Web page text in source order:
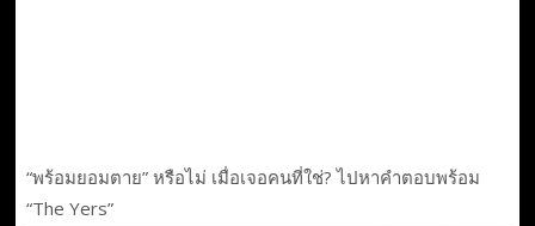
“พร้อมยอมตาย” หรือไม่ เมื่อเจอคนที่ใช่? ไปหาคำตอบพร้อม
“The Yers”